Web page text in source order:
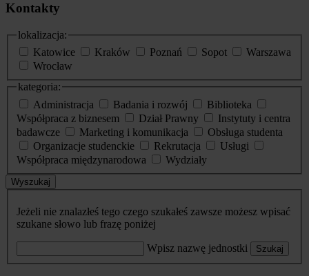
Kontakty
lokalizacja:
Katowice
Kraków Poznań Sopot
Warszawa
Wrocław
kategoria:
Administracja
Badania i rozwój
Biblioteka
Współpraca z biznesem
Dział Prawny
Instytuty i centra
badawcze
Marketing i komunikacja
Obsługa studenta
Organizacje studenckie
Rekrutacja
Usługi
Współpraca międzynarodowa
Wydziały
Wyszukaj
Jeżeli nie znalazłeś tego czego szukałeś zawsze możesz wpisać
szukane słowo lub frazę poniżej
Wpisz nazwę jednostki Szukaj